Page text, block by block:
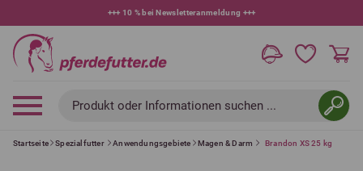
+++ 10 % bei Newsletteranmeldung +++
Produkt oder Informationen suchen ...
Startseite Spezialfutter Anwendungsgebiete Magen & Darm Brandon XS 25 kg